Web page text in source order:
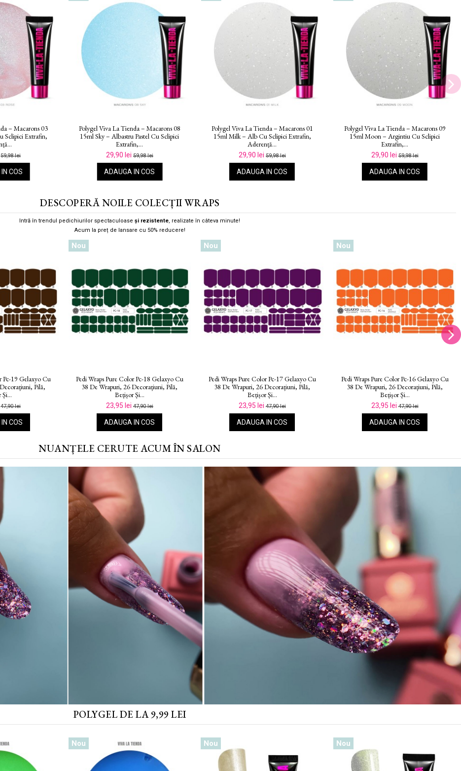
– Macarons 04
Delicat Cu
59,98 lei
COS
Polygel Viva La Tienda – Macarons 05
15ml Orchid – Violet Cu Sclipici
Extrafin,...
29,90 lei 59,98 lei
ADAUGA IN COS
Polygel Viva La Tienda – Macarons 06
15ml Lagoon – Albastru Pastel Cu
Sclipici...
29,90 lei59,98 lei
ADAUGA IN COS
Polygel Viva La Tienda – Macarons 02
15ml Vanilla – Galben Cu Sclipici
Extrafin,...
29,90 lei59,98 lei
ADAUGA IN COS
DESCOPERĂ NOILE COLECȚII WRAPS
Intră în trendul pedichiurilor spectaculoase și rezistente, realizate în câteva minute!
Acum la preț de lansare cu 50% reducere!
Pc-14 Gelaxyo Cu
Pilă,
Și...
47,90 lei
COS
Nou
Pedi Wraps Pure Color Pc-13 Gelaxyo Cu
38 De Wrapuri, 26 Decorațiuni, Pilă,
Bețișor Și...
23,95 lei 47,90 lei
ADAUGA IN COS
Nou
Pedi Wraps Pure Color Pc-12 Gelaxyo Cu
38 De Wrapuri, 26 Decorațiuni, Pilă,
Bețișor Și...
23,95 lei47,90 lei
ADAUGA IN COS
Nou
Pedi Wraps Pure Color Pc-11 Gelaxyo Cu
38 De Wrapuri, 26 Decorațiuni, Pilă,
Bețișor Și...
23,95 lei47,90 lei
ADAUGA IN COS
NUANȚELE CERUTE ACUM ÎN SALON
POLYGEL DE LA 9,99 LEI
Nou Nou